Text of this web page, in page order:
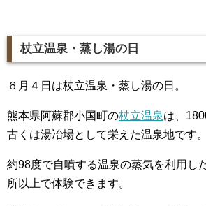
杖立温泉・蒸し湯の日
６月４日は杖立温泉・蒸し湯の日。
熊本県阿蘇郡小国町の杖立温泉は、
古くは湯冶場として栄えた温泉地です。
約98度で自噴する温泉の蒸気を利用し
所以上で体験できます。